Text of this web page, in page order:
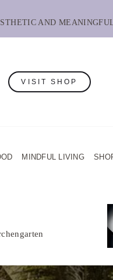
AND
VISIT SHOP
MINDFUL LIVING